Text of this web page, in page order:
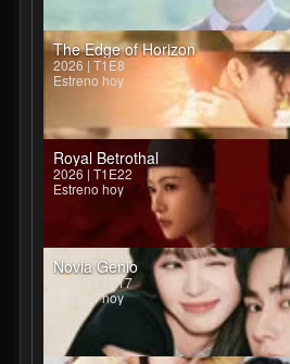
The Edge of Horizon
2026 | T1E8
Estreno hoy
Royal Betrothal
2026 | T1E22
Estreno hoy
Novia Genio
2026 | T1E17
Estreno hoy